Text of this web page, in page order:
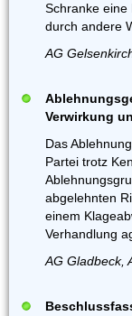
Schranke eine
durch andere
AG
Verwirkung
Das
Partei trotz
abgelehnten
einem
Verhandlung
AG Gladbeck,